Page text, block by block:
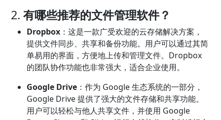
2.有哪些推荐的文件管理软件？
Dropbox ：这是一款广受欢迎的云存储解决方案，
提供文件同步、共享和备份功能。用户可以通过其简
单易用的界面，方便地上传和管理文件。Dropbox
的团队协作功能也非常强大，适合企业使用。
Google Drive ：作为 Google 生态系统的一部分，
Google Drive 提供了强大的文件存储和共享功能。
用户可以轻松与他人共享文件，并使用 Google